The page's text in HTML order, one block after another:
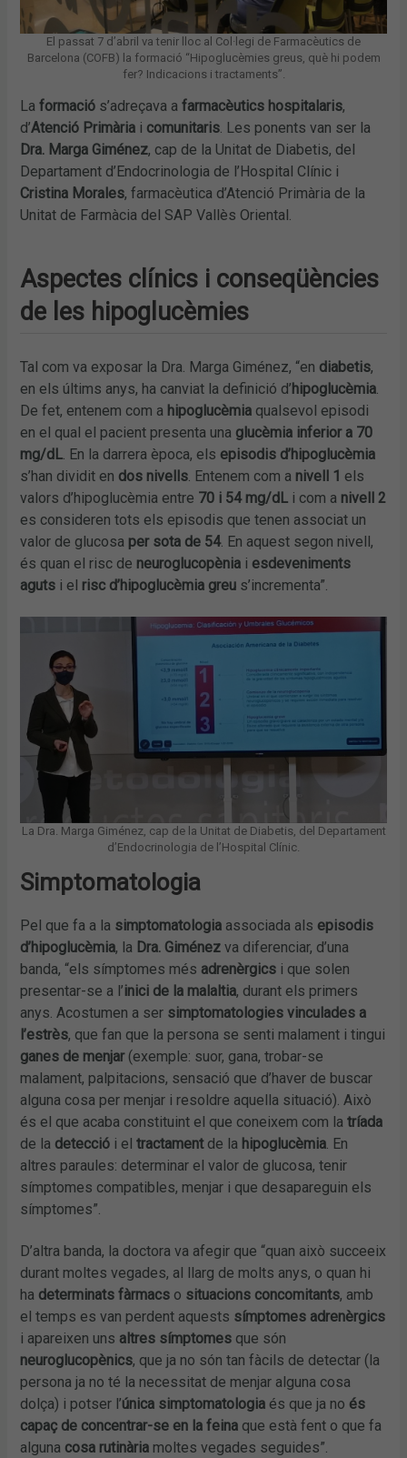
El passat 7 d’abril va tenir lloc al Col·legi de Farmacèutics de
Barcelona (COFB) la formació “Hipoglucèmies greus, què hi podem
fer? Indicacions i tractaments”.
Laformació s’adreçava afarmacèutics hospitalaris,
d’Atenció Primària i comunitaris. Les ponents van ser la
Dra. Marga Giménez, cap de la Unitat de Diabetis, del
Departament d’Endocrinologia de l’Hospital Clínic i
Cristina Morales, farmacèutica d’Atenció Primària de la
Unitat de Farmàcia del SAP Vallès Oriental.
Aspectes clínics i conseqüències
de les hipoglucèmies
Tal com va exposar la Dra. Marga Giménez, “en diabetis,
en els últims anys, ha canviat la definició d’ hipoglucèmia.
De fet, entenem com a hipoglucèmia qualsevol episodi
en el qual el pacient presenta una glucèmia inferior a 70
mg/dL. En la darrera època, els episodis d’hipoglucèmia
s’han dividit en dos nivells. Entenem com a nivell 1 els
valors d’hipoglucèmia entre 70 i 54 mg/dL i com a nivell 2
es consideren tots els episodis que tenen associat un
valor de glucosa per sota de 54. En aquest segon nivell,
és quan el risc de neuroglucopènia i esdeveniments
aguts i el risc d’hipoglucèmia greu s’incrementa”.
La Dra. Marga Giménez, cap de la Unitat de Diabetis, del Departament
d’Endocrinologia de l’Hospital Clínic.
Simptomatologia
Pel que fa a la simptomatologia associada als episodis
d’hipoglucèmia, la Dra. Giménez va diferenciar, d’una
banda, “els símptomes més adrenèrgics i que solen
presentar-se a l’inici de la malaltia, durant els primers
anys. Acostumen a ser simptomatologies vinculades a
l’estrès, que fan que la persona se senti malament i tingui
ganes de menjar(exemple: suor, gana, trobar-se
malament, palpitacions, sensació que d’haver de buscar
alguna cosa per menjar i resoldre aquella situació). Això
és el que acaba constituint el que coneixem com latríada
de la detecció i eltractamentde la hipoglucèmia. En
altres paraules: determinar el valor de glucosa, tenir
símptomes compatibles, menjar i que desapareguin els
símptomes”.
D’altra banda, la doctora va afegir que “quan això succeeix
durant moltes vegades, al llarg de molts anys, o quan hi
ha determinats fàrmacs o situacions concomitants, amb
el temps es van perdent aquests símptomes adrenèrgics
i apareixen uns altres símptomes que són
neuroglucopènics, que ja no són tan fàcils de detectar (la
persona ja no té la necessitat de menjar alguna cosa
dolça) i potser l’única simptomatologia és que ja no és
capaç de concentrar-se en la feina que està fent o que fa
alguna cosa rutinària moltes vegades seguides”.